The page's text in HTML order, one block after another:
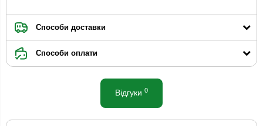
Способи доставки
Способи оплати
Відгуки 0